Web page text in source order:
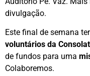
divulgação.
Este final de semana
voluntários da
de fundos para uma
Colaboremos.